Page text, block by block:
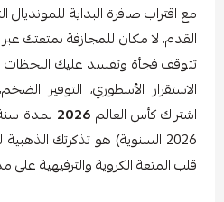
مع اقتراب صافرة البداية للمونديال
القدم، لا مكان للمجازفة بمتعتك
تتوقف فجأة وتفسد عليك
الاستقرار الأسطوري، التوفير
اشتراككأس العالم لمدة
2026 السنوية) هو تذكرتك
قلب المتعة الكروية والترفيهية على مدار 365